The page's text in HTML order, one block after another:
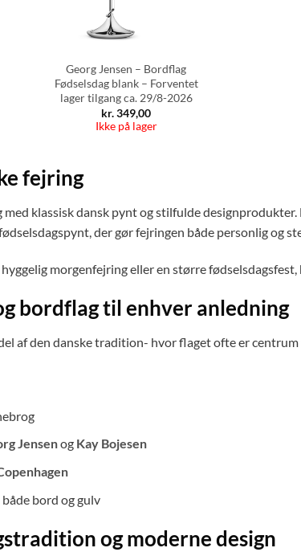
Georg Jensen – Bordflag
Fødselsdag blank – Forventet
lager tilgang ca. 29/8-2026
kr.349,00
Ikke på lager
fejring
med klassisk dansk pynt og stilfulde
der gør fejringen både personlig og
morgenfejring eller en større fødselsdagsfest,
bordflag til enhver anledning
af den danske tradition- hvor flaget ofte er
Jensenog Kay Bojesen
bord og gulv
og moderne design